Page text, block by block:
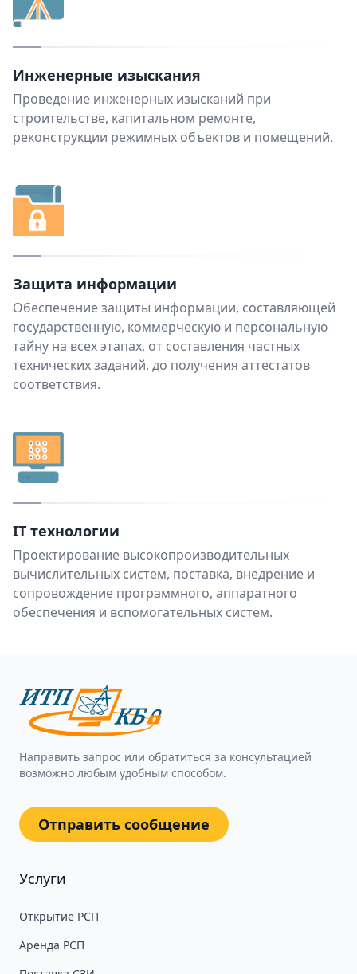
Инженерные изыскания
Проведение инженерных изысканий при
строительстве, капитальном ремонте,
реконструкции режимных объектов и помещений.
Защита информации
Обеспечение защиты информации, составляющей
государственную, коммерческую и персональную
тайну на всех этапах, от составления частных
технических заданий, до получения аттестатов
соответствия.
IT технологии
Проектирование высокопроизводительных
вычислительных систем, поставка, внедрение и
сопровождение программного, аппаратного
обеспечения и вспомогательных систем.
Направить запрос или обратиться за консультацией
возможно любым удобным способом.
Отправить сообщение
Услуги
Открытие РСП
Аренда РСП